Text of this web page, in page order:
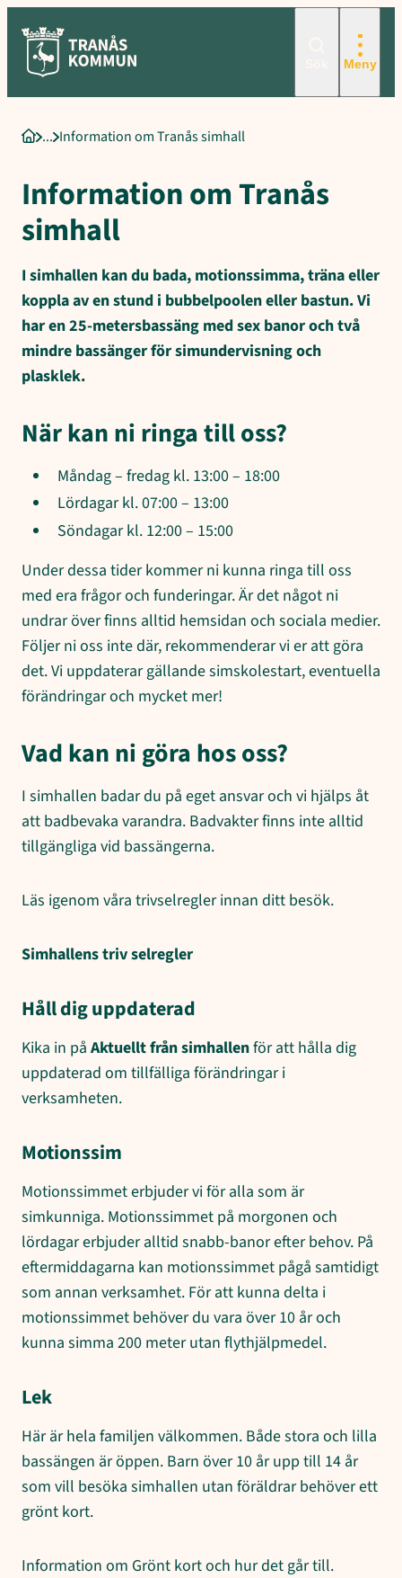
innehåll
Meny
StartsidaInformation om Tranås simhall
Information om Tranås
simhall
I simhallen kan du bada, motionssimma, träna eller
koppla av en stund i bubbelpoolen eller bastun. Vi
har en 25-metersbassäng med sex banor och två
mindre bassänger för simundervisning och
plasklek.
När kan ni ringa till oss?
Måndag – fredag kl. 13:00 – 18:00
Lördagar kl. 07:00 – 13:00
Söndagar kl. 12:00 – 15:00
Under dessa tider kommer ni kunna ringa till oss
med era frågor och funderingar. Är det något ni
undrar över finns alltid hemsidan och sociala medier.
Följer ni oss inte där, rekommenderar vi er att göra
det. Vi uppdaterar gällande simskolestart, eventuella
förändringar och mycket mer!
Vad kan ni göra hos oss?
I simhallen badar du på eget ansvar och vi hjälps åt
att badbevaka varandra. Badvakter finns inte alltid
tillgängliga vid bassängerna.
Läs igenom våra trivselregler innan ditt besök.
Simhallens triv selregler
Håll dig uppdaterad
Kika in på Aktuellt från simhallenför att hålla dig
uppdaterad om tillfälliga förändringar i
verksamheten.
Motionssim
Motionssimmet erbjuder vi för alla som är
simkunniga. Motionssimmet på morgonen och
lördagar erbjuder alltid snabb-banor efter behov. På
eftermiddagarna kan motionssimmet pågå samtidigt
som annan verksamhet. För att kunna delta i
motionssimmet behöver du vara över 10 år och
kunna simma 200 meter utan flythjälpmedel.
Lek
Här är hela familjen välkommen. Både stora och lilla
bassängen är öppen. Barn över 10 år upp till 14 år
som vill besöka simhallen utan föräldrar behöver ett
grönt kort.
Information om Grönt kort och hur det går till.